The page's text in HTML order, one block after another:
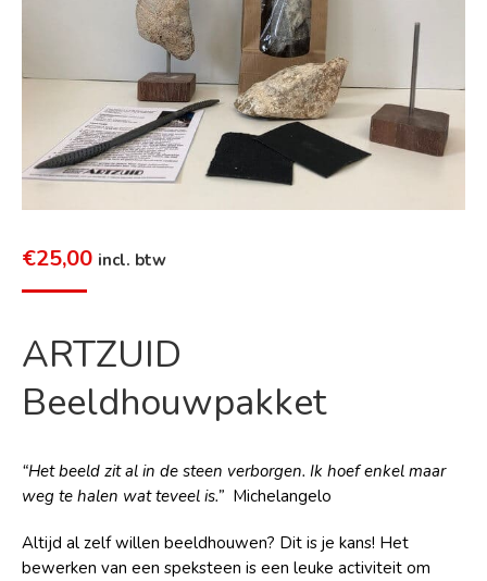
€25,00 incl. btw
ARTZUID
Beeldhouwpakket
“Het beeld zit al in de steen verborgen. Ik hoef enkel maar
weg te halen wat teveel is.” Michelangelo
Altijd al zelf willen beeldhouwen? Dit is je kans! Het
bewerken van een speksteen is een leuke activiteit om